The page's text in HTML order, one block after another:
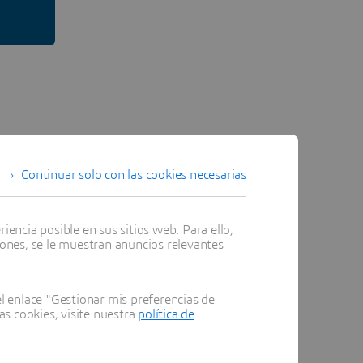
Continuar solo con las cookies necesarias
posible en sus sitios web. Para ello,
se le muestran anuncios relevantes
enlace "Gestionar mis preferencias de
cookies, visite nuestra política de